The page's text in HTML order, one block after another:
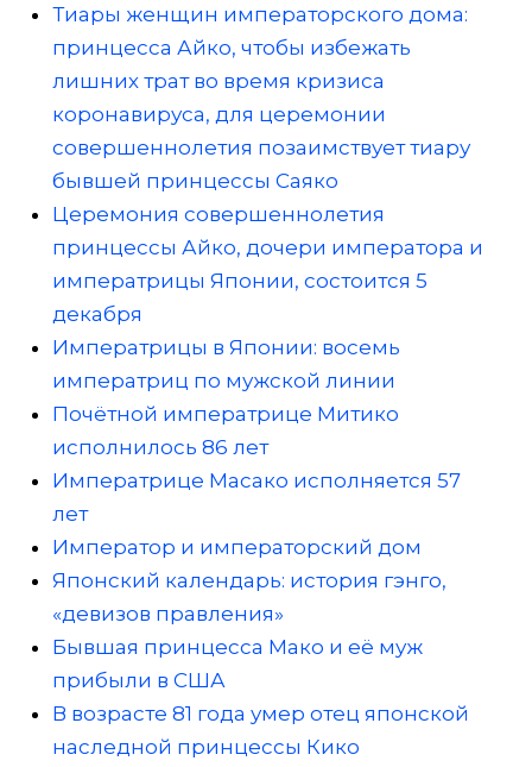
Тиары женщин императорского дома:
принцесса Айко, чтобы избежать
лишних трат во время кризиса
коронавируса, для церемонии
совершеннолетия позаимствует тиару
бывшей принцессы Саяко
Церемония совершеннолетия
принцессы Айко, дочери императора и
императрицы Японии, состоится 5
декабря
Императрицы в Японии: восемь
императриц по мужской линии
Почётной императрице Митико
исполнилось 86 лет
Императрице Масако исполняется 57
лет
Император и императорский дом
Японский календарь: история гэнго,
«девизов правления»
Бывшая принцесса Мако и её муж
прибыли в США
В возрасте 81 года умер отец японской
наследной принцессы Кико